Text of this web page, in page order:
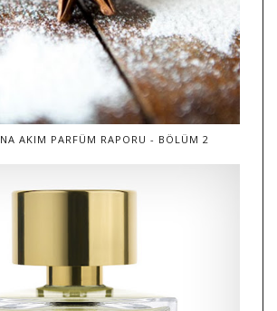
AKIM PARFÜM RAPORU - BÖLÜM 2